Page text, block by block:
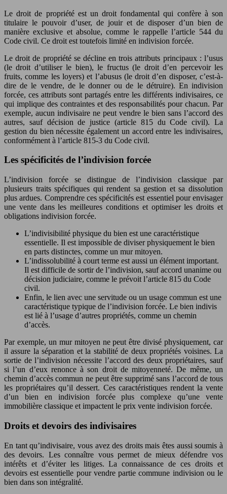
Le droit de propriété est un droit fondamental qui confère à son
titulaire le pouvoir d’user, de jouir et de disposer d’un bien de
manière exclusive et absolue, comme le rappelle l’article 544 du
Code civil. Ce droit est toutefois limité en indivision forcée.
Le droit de propriété se décline en trois attributs principaux : l’usus
(le droit d’utiliser le bien), le fructus (le droit d’en percevoir les
fruits, comme les loyers) et l’abusus (le droit d’en disposer, c’est-à-
dire de le vendre, de le donner ou de le détruire). En indivision
forcée, ces attributs sont partagés entre les différents indivisaires, ce
qui implique des contraintes et des responsabilités pour chacun. Par
exemple, aucun indivisaire ne peut vendre le bien sans l’accord des
autres, sauf décision de justice (article 815 du Code civil). La
gestion du bien nécessite également un accord entre les indivisaires,
conformément à l’article 815-3 du Code civil.
Les spécificités de l’indivision forcée
L’indivision forcée se distingue de l’indivision classique par
plusieurs traits spécifiques qui rendent sa gestion et sa dissolution
plus ardues. Comprendre ces spécificités est essentiel pour envisager
une vente dans les meilleures conditions et optimiser les droits et
obligations indivision forcée.
L’indivisibilité physique du bien est une caractéristique
essentielle. Il est impossible de diviser physiquement le bien
en parts distinctes, comme un mur mitoyen.
L’indissolubilité à court terme est aussi un élément important.
Il est difficile de sortir de l’indivision, sauf accord unanime ou
décision judiciaire, comme le prévoit l’article 815 du Code
civil.
Enfin, le lien avec une servitude ou un usage commun est une
caractéristique typique de l’indivision forcée. Le bien indivis
est lié à l’usage d’autres propriétés, comme un chemin
d’accès.
Par exemple, un mur mitoyen ne peut être divisé physiquement, car
il assure la séparation et la stabilité de deux propriétés voisines. La
sortie de l’indivision nécessite l’accord des deux propriétaires, sauf
si l’un d’eux renonce à son droit de mitoyenneté. De même, un
chemin d’accès commun ne peut être supprimé sans l’accord de tous
les propriétaires qu’il dessert. Ces caractéristiques rendent la vente
d’un bien en indivision forcée plus complexe qu’une vente
immobilière classique et impactent le prix vente indivision forcée.
Droits et devoirs des indivisaires
En tant qu’indivisaire, vous avez des droits mais êtes aussi soumis à
des devoirs. Les connaître vous permet de mieux défendre vos
intérêts et d’éviter les litiges. La connaissance de ces droits et
devoirs est essentielle pour vendre partie commune indivision ou le
bien dans son intégralité.